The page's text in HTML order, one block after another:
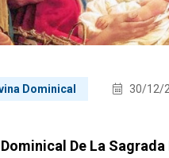
Dominical 30/12/
De La Sagrada